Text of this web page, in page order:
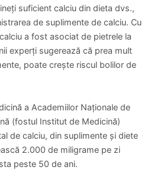
suficient calciu din dieta dvs.,
de suplimente de calciu. Cu
a fost asociat de pietrele la
experți sugerează că prea mult
poate crește riscul bolilor de
a Academiilor Naționale de
(fostul Institut de Medicină)
de calciu, din suplimente și diete
2.000 de miligrame pe zi
peste 50 de ani.